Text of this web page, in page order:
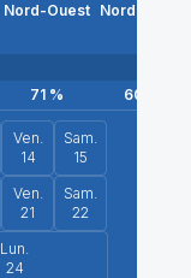
Nord-Ouest Nord-Ouest
71% 60
Ven.
14
Sam.
15
Ven.
21
Sam.
22
Lun.
24